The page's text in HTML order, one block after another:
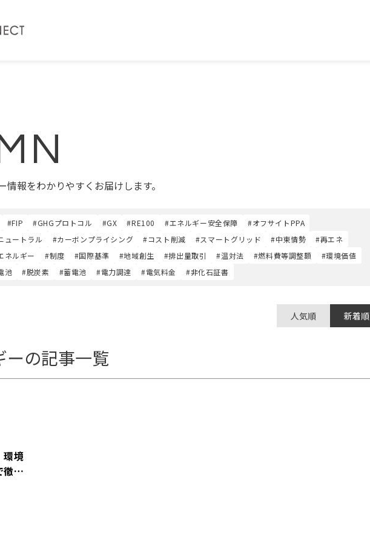
報をわかりやすくお届けします。
#FIP #GHGプロトコル #GX #RE100 #エネルギー安全保障
#オフサイトPPA
ュートラル
#カーボンプライシング #コスト削減 #スマートグリッド #中東情勢
#再エネ
ネルギー
#制度 #国際基準 #地域創生 #排出量取引 #温対法 #燃料費等調整額
#環境価値
池
#脱炭素 #蓄電池 #電力調達 #電気料金 #非化石証書
人気順 新着順
ーの記事一覧
環境
徹底